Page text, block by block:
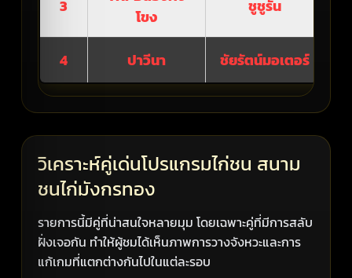
3
โขง
ชูชูรัน
4 ปาวีนา ชัยรัตน์มอเตอร์
วิเคราะห์คู่เด่นโปรแกรมไก่ชน สนาม
ชนไก่มังกรทอง
รายการนี้มีคู่ที่น่าสนใจหลายมุม โดยเฉพาะคู่ที่มีการสลับ
ฝั่งเจอกัน ทำให้ผู้ชมได้เห็นภาพการวางจังหวะและการ
แก้เกมที่แตกต่างกันไปในแต่ละรอบ